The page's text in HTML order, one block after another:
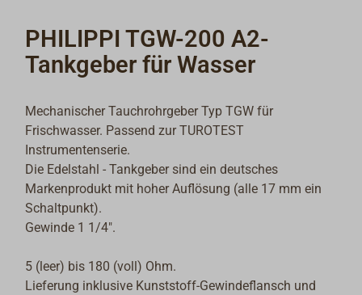
PHILIPPI TGW-200 A2-
Tankgeber für Wasser
Mechanischer Tauchrohrgeber Typ TGW für
Frischwasser. Passend zur TUROTEST
Instrumentenserie.
Die Edelstahl - Tankgeber sind ein deutsches
Markenprodukt mit hoher Auflösung (alle 17 mm ein
Schaltpunkt).
Gewinde 1 1/4".
5 (leer) bis 180 (voll) Ohm.
Lieferung inklusive Kunststoff-Gewindeflansch und